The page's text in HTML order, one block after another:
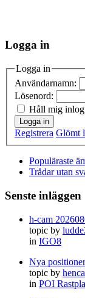
Logga in
Logga in
Användarnamn:
Lösenord:
Håll mig
Logga in
Registrera Glömt
Populäraste
Trådar utan
Senste inläggen
h-cam
topic by
in IGO8
Nya
topic by henca
in POI